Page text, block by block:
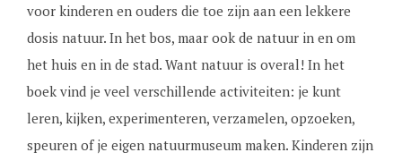
voor kinderen en ouders die toe zijn aan een lekkere
dosis natuur. In het bos, maar ook de natuur in en om
het huis en in de stad. Want natuur is overal! In het
boek vind je veel verschillende activiteiten: je kunt
leren, kijken, experimenteren, verzamelen, opzoeken,
speuren of je eigen natuurmuseum maken. Kinderen zijn